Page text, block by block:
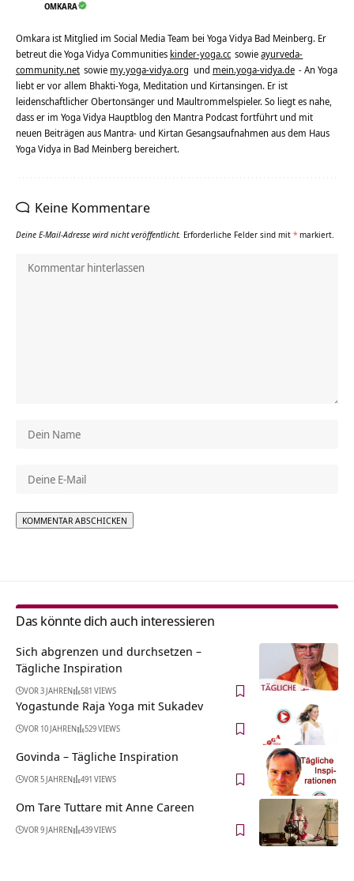
OMKARA
Omkara ist Mitglied im Social Media Team bei Yoga Vidya Bad Meinberg. Er
betreut die Yoga Vidya Communities kinder-yoga.cc sowieayurveda-
community.net sowie my.yoga-vidya.org und mein.yoga-vidya.de - An Yoga
liebt er vor allem Bhakti-Yoga, Meditation und Kirtansingen. Er ist
leidenschaftlicher Obertonsänger und Maultrommelspieler. So liegt es nahe,
dass er im Yoga Vidya Hauptblog den Mantra Podcast fortführt und mit
neuen Beiträgen aus Mantra- und Kirtan Gesangsaufnahmen aus dem Haus
Yoga Vidya in Bad Meinberg bereichert.
Keine Kommentare
Deine E-Mail-Adresse wird nicht veröffentlicht. Erforderliche Felder sind mit * markiert.
Das könnte dich auch interessieren
Sich abgrenzen und durchsetzen –
Tägliche Inspiration
VOR 3 JAHREN 581 VIEWS
Yogastunde Raja Yoga mit Sukadev
VOR 10 JAHREN 529 VIEWS
Govinda – Tägliche Inspiration
VOR 5 JAHREN 491 VIEWS
Om Tare Tuttare mit Anne Careen
VOR 9 JAHREN 439 VIEWS